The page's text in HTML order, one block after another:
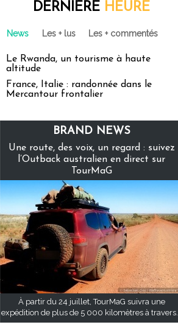
DERNIÈRE HEURE
News Les + lus Les + commentés
Le Rwanda, un tourisme à haute
altitude
France, Italie : randonnée dans le
Mercantour frontalier
BRAND NEWS
Une route, des voix, un regard : suivez
l’Outback australien en direct sur
TourMaG
À partir du 24 juillet, TourMaG suivra une
expédition de plus de 5 000 kilomètres à travers...